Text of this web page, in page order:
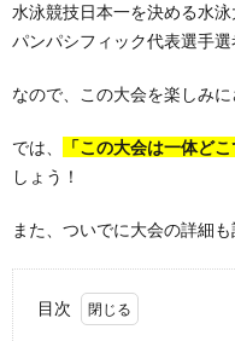
水泳競技日本一を決める水泳
パンパシフィック代表選手
なので、この大会を楽しみ
では、 「この大会は一体ど
しょう！
また、ついでに大会の詳細も
目次